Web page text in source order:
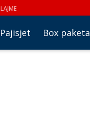
LAJME
Pajisjet Box paketa